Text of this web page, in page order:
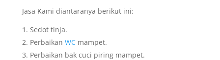
Jasa Kami diantaranya berikut ini:
Sedot tinja.
Perbaikan WCmampet.
Perbaikan bak cuci piring mampet.